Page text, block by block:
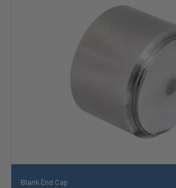
Blank End Cap